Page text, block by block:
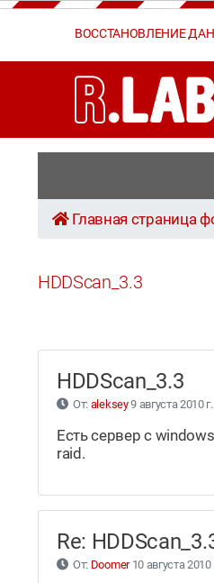
ВОССТАНОВЛЕНИЕ
Главная страница
HDDScan_3.3
HDDScan_3.3
От: aleksey9 августа 2010
Есть сервер с
raid.
Re:
От: Doomer10 августа 2010